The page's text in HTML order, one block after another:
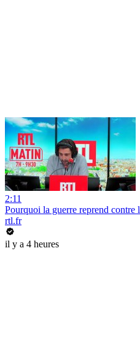
2:11
Pourquoi la guerre reprend contre
rtl.fr
il y a 4 heures